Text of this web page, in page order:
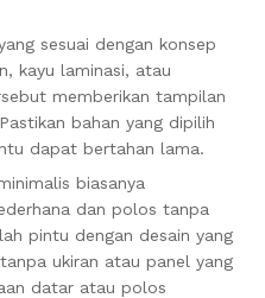
sesuai dengan konsep
kayu laminasi, atau
memberikan tampilan
bahan yang dipilih
dapat bertahan lama.
biasanya
dan polos tanpa
pintu dengan desain yang
ukiran atau panel yang
datar atau polos